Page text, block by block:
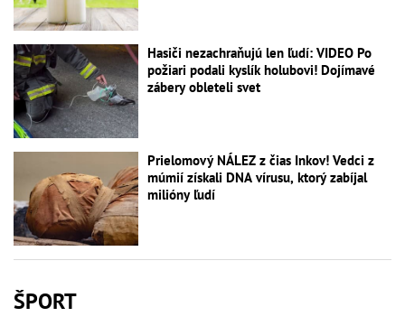
Hasiči nezachraňujú len ľudí: VIDEO Po
požiari podali kyslík holubovi! Dojímavé
zábery obleteli svet
Prielomový NÁLEZ z čias Inkov! Vedci z
múmií získali DNA vírusu, ktorý zabíjal
milióny ľudí
ŠPORT